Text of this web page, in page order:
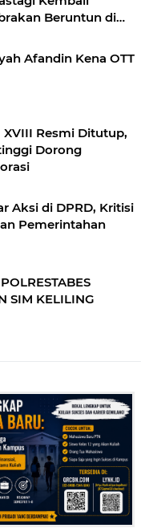
Beruntun di
Afandin Kena OTT
XVIII Resmi Ditutup,
Dorong
Aksi di DPRD, Kritisi
Pemerintahan
SIM KELILING